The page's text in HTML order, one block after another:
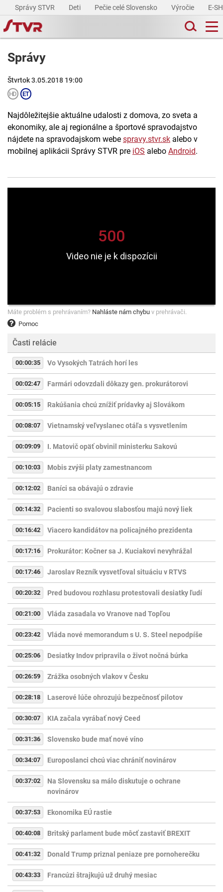
Správy STVR Deti Pečie celé Slovensko Výročie E-
Správy
Štvrtok 3.05.2018 19:00
Najdôležitejšie aktuálne udalosti z domova, zo sveta a
ekonomiky, ale aj regionálne a športové spravodajstvo
nájdete na spravodajskom webe spravy.stvr.sk alebo v
mobilnej aplikácii Správy STVR pre iOS alebo Android.
Pomoc
Máte problém s prehrávaním? Nahláste nám chybu v prehrávači.
Časti relácie
00:00:35 Vo Vysokých Tatrách horí les
00:02:47 Farmári odovzdali dôkazy gen. prokurátorovi
00:05:15 Rakúšania chcú znížiť prídavky aj Slovákom
00:08:07 Vietnamský veľvyslanec otáľa s vysvetlením
00:09:09 I. Matovič opäť obvinil ministerku Sakovú
00:10:03 Mobis zvýši platy zamestnancom
00:12:02 Baníci sa obávajú o zdravie
00:14:32 Pacienti so svalovou slabosťou majú nový liek
00:16:42 Viacero kandidátov na policajného prezidenta
00:17:16 Prokurátor: Kočner sa J. Kuciakovi nevyhrážal
00:17:46 Jaroslav Rezník vysvetľoval situáciu v RTVS
00:20:32 Pred budovou rozhlasu protestovali desiatky ľudí
00:21:00 Vláda zasadala vo Vranove nad Topľou
00:23:42 Vláda nové memorandum s U. S. Steel nepodpíše
00:25:06 Desiatky Indov pripravila o život nočná búrka
00:26:59 Zrážka osobných vlakov v Česku
00:28:18 Laserové lúče ohrozujú bezpečnosť pilotov
00:30:07 KIA začala vyrábať nový Ceed
00:31:36 Slovensko bude mať nové víno
00:34:07 Europoslanci chcú viac chrániť novinárov
00:37:02
Na Slovensku sa málo diskutuje o ochrane
novinárov
00:37:53 Ekonomika EÚ rastie
00:40:08 Britský parlament bude môcť zastaviť BREXIT
00:41:32 Donald Trump priznal peniaze pre pornoherečku
00:43:33 Francúzi štrajkujú už druhý mesiac